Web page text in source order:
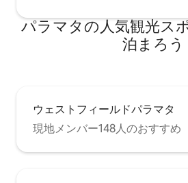
パラマタの人気観光ス
泊まろう
ウェストフィールドパラマタ
現地メンバー148人のおすすめ